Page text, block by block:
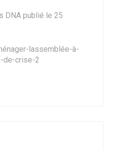
DNA publié le 25
lassemblée-à-
de-crise-2